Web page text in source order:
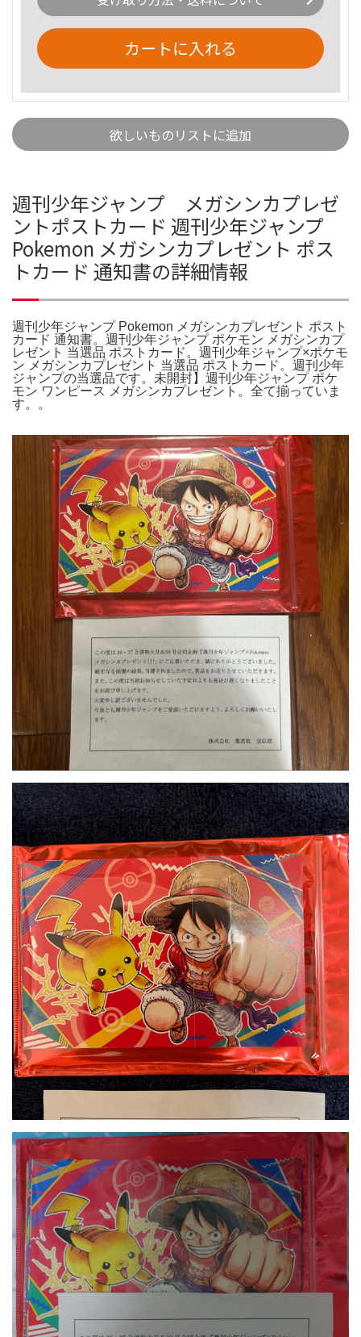
カートに入れる
欲しいものリストに追加
週刊少年ジャンプ メガシンカプレゼ
ントポストカード 週刊少年ジャンプ
Pokemon メガシンカプレゼント ポス
トカード 通知書の詳細情報
週刊少年ジャンプ Pokemon メガシンカプレゼント ポスト
カード 通知書。週刊少年ジャンプ ポケモン メガシンカプ
レゼント 当選品 ポストカード。週刊少年ジャンプ×ポケモ
ン メガシンカプレゼント 当選品 ポストカード。週刊少年
ジャンプの当選品です。未開封】週刊少年ジャンプ ポケ
モン ワンピース メガシンカプレゼント。全て揃っていま
す。。